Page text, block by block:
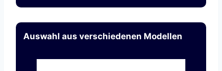
Auswahl aus verschiedenen Modellen